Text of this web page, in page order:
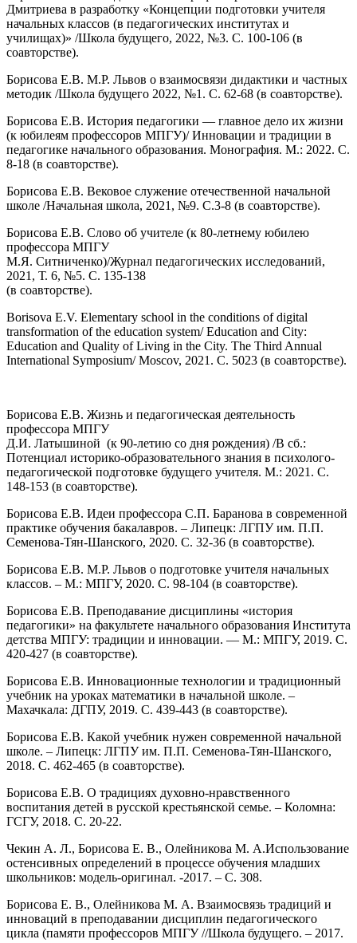
Дмитриева в разработку «Концепции подготовки учителя
начальных классов (в педагогических институтах и
училищах)» /Школа будущего, 2022, №3. С. 100-106 (в
соавторстве).
Борисова Е.В. М.Р. Львов о взаимосвязи дидактики и частных
методик /Школа будущего 2022, №1. С. 62-68 (в соавторстве).
Борисова Е.В. История педагогики — главное дело их жизни
(к юбилеям профессоров МПГУ)/ Инновации и традиции в
педагогике начального образования. Монография. М.: 2022. С.
8-18 (в соавторстве).
Борисова Е.В. Вековое служение отечественной начальной
школе /Начальная школа, 2021, №9. С.3-8 (в соавторстве).
Борисова Е.В. Слово об учителе (к 80-летнему юбилею
профессора МПГУ
М.Я. Ситниченко)/Журнал педагогических исследований,
2021, Т. 6, №5. С. 135-138
(в соавторстве).
Borisova E.V. Elementary school in the conditions of digital
transformation of the education system/ Education and City:
Education and Quality of Living in the City. The Third Annual
International Symposium/ Moscov, 2021. C. 5023 (в соавторстве).
Борисова Е.В. Жизнь и педагогическая деятельность
профессора МПГУ
Д.И. Латышиной (к 90-летию со дня рождения) /В сб.:
Потенциал историко-образовательного знания в психолого-
педагогической подготовке будущего учителя. М.: 2021. С.
148-153 (в соавторстве).
Борисова Е.В. Идеи профессора С.П. Баранова в современной
практике обучения бакалавров. – Липецк: ЛГПУ им. П.П.
Семенова-Тян-Шанского, 2020. С. 32-36 (в соавторстве).
Борисова Е.В. М.Р. Львов о подготовке учителя начальных
классов. – М.: МПГУ, 2020. С. 98-104 (в соавторстве).
Борисова Е.В. Преподавание дисциплины «история
педагогики» на факультете начального образования Института
детства МПГУ: традиции и инновации. — М.: МПГУ, 2019. С.
420-427 (в соавторстве).
Борисова Е.В. Инновационные технологии и традиционный
учебник на уроках математики в начальной школе. –
Махачкала: ДГПУ, 2019. С. 439-443 (в соавторстве).
Борисова Е.В. Какой учебник нужен современной начальной
школе. – Липецк: ЛГПУ им. П.П. Семенова-Тян-Шанского,
2018. С. 462-465 (в соавторстве).
Борисова Е.В. О традициях духовно-нравственного
воспитания детей в русской крестьянской семье. – Коломна:
ГСГУ, 2018. С. 20-22.
Чекин А. Л., Борисова Е. В., Олейникова М. А.Использование
остенсивных определений в процессе обучения младших
школьников: модель-оригинал. -2017. – С. 308.
Борисова Е. В., Олейникова М. А. Взаимосвязь традиций и
инноваций в преподавании дисциплин педагогического
цикла (памяти профессоров МПГУ //Школа будущего. – 2017.